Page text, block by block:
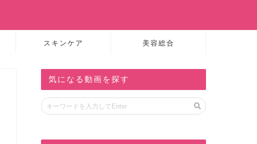
スキンケア 美容総合
気になる動画を探す